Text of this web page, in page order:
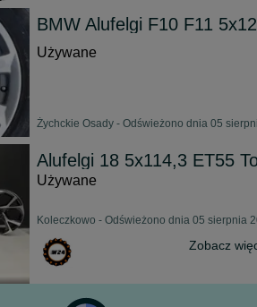
BMW Alufelgi F10 F11
Używane
Żychckie Osady - Odświeżono dnia 05
Alufelgi 18 5x114,3 ET55
Używane
Koleczkowo - Odświeżono dnia 05 sierpnia
Zobacz